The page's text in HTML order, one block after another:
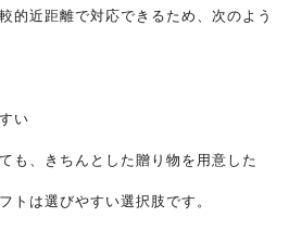
的近距離で対応できるため、次のよう
い
も、きちんとした贈り物を用意した
トは選びやすい選択肢です。